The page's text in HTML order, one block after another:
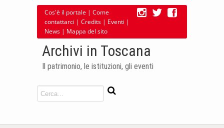
Cos'è il portale | Come
contattarci | Credits | Eventi |
News | Mappa del sito
Archivi in Toscana
Il patrimonio, le istituzioni, gli eventi